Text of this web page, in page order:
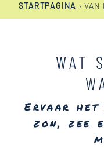
STARTPAGINA ›VAN
WAT
Ervaar het
zon, zee